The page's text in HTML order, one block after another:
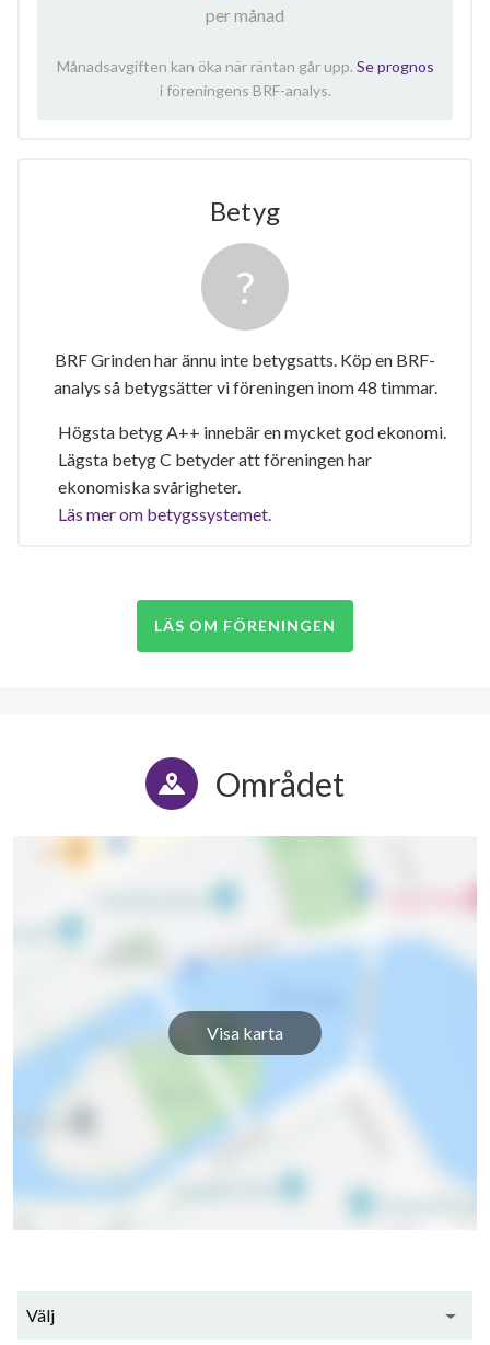
per månad
Månadsavgiften kan öka när räntan går upp. Se prognos
i föreningens BRF-analys.
Betyg
BRF Grinden har ännu inte betygsatts. Köp en BRF-
analys så betygsätter vi föreningen inom 48 timmar.
Högsta betyg A++ innebär en mycket god ekonomi.
Lägsta betyg C betyder att föreningen har
ekonomiska svårigheter.
Läs mer om betygssystemet.
LÄS OM FÖRENINGEN
Området
Visa karta
Välj